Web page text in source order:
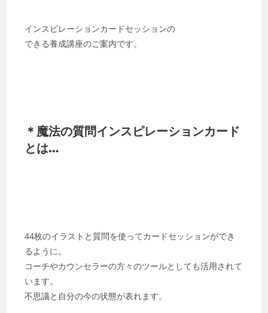
インスピレーションカードセッションの
できる養成講座のご案内です。
＊魔法の質問インスピレーションカード
とは…
44枚のイラストと質問を使ってカードセッションができ
るように。
コーチやカウンセラーの方々のツールとしても活用されて
います。
不思議と自分の今の状態が表れます。